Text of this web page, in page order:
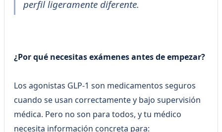
perfil ligeramente diferente.
¿Por qué necesitas exámenes antes de empezar?
Los agonistas GLP-1 son medicamentos seguros
cuando se usan correctamente y bajo supervisión
médica. Pero no son para todos, y tu médico
necesita información concreta para: